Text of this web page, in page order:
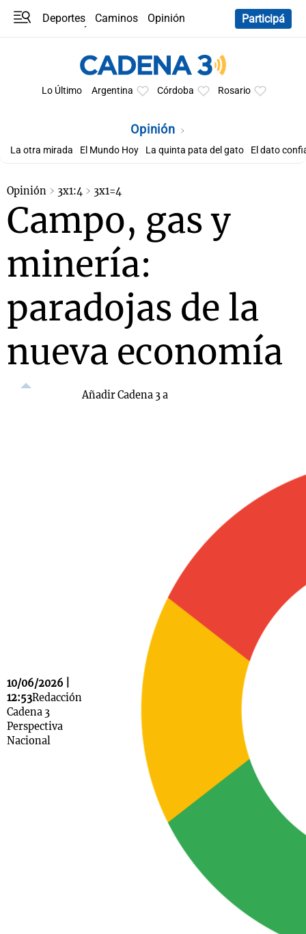
Deportes Caminos
Opinión
Participá
Lo Último Argentina Córdoba Rosario
Opinión
La otra mirada El Mundo Hoy La quinta pata del gato El dato
Opinión 3x1:4 3x1=4
Campo, gas y
minería:
paradojas de la
nueva economía
10/06/2026 |
12:53Redacción
Cadena 3
Perspectiva
Nacional
Añadir Cadena 3 a
Mundial 2026
La Sole en
Cadena 3